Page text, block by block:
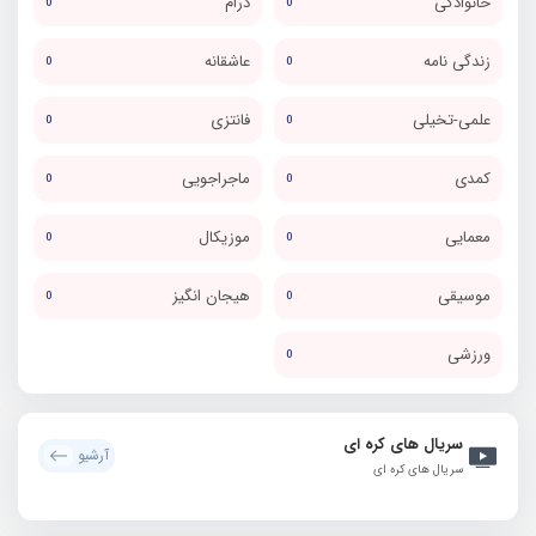
زندگی نامه 0 عاشقانه 0
علمی-تخیلی 0 فانتزی 0
کمدی 0 ماجراجویی 0
معمایی 0 موزیکال 0
موسیقی 0 هیجان انگیز 0
ورزشی 0
سریال های کره ای
سریال های کره ای
آرشیو